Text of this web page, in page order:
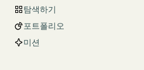
탐색하기
포트폴리오
미션